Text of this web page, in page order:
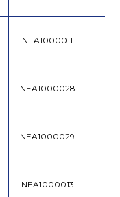
NEA1000011
NEA1000028
NEA1000029
NEA1000013